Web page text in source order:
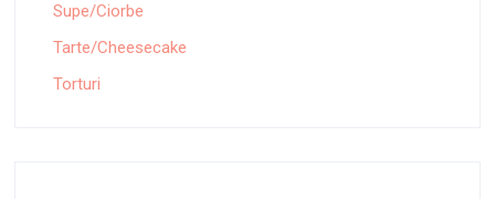
Supe/Ciorbe
Tarte/Cheesecake
Torturi